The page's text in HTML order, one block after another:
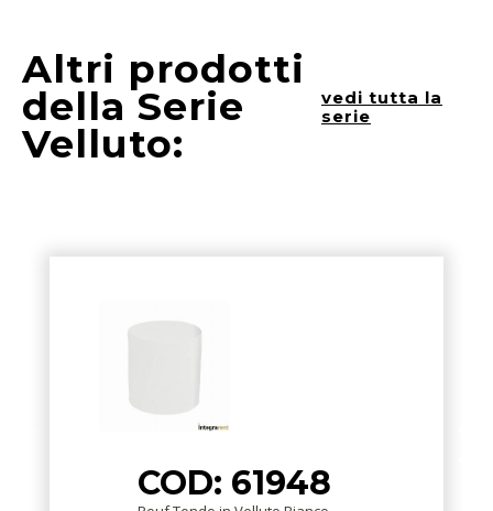
Altri prodotti
della Serie
Velluto:
vedi tutta la
serie
COD: 61948